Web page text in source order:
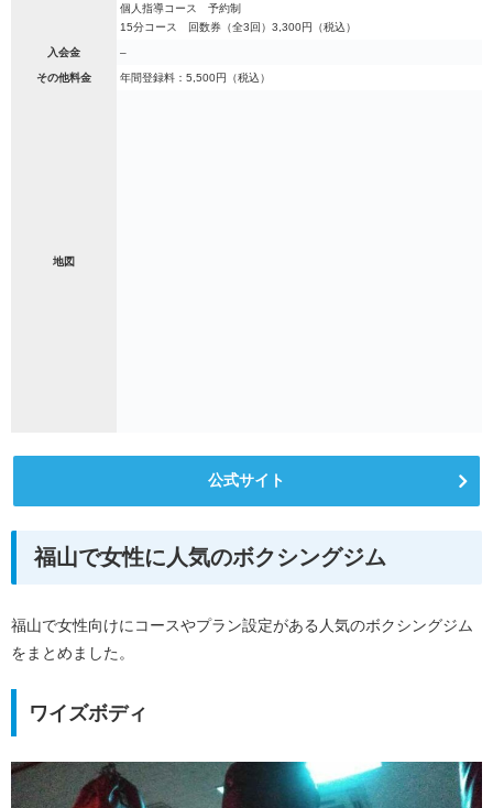
個人指導コース 予約制
15分コース 回数券（全3回）3,300円（税込）
入会金 –
その他料金 年間登録料：5,500円（税込）
地図
公式サイト
福山で女性に人気のボクシングジム
福山で女性向けにコースやプラン設定がある人気のボクシングジム
をまとめました。
ワイズボディ